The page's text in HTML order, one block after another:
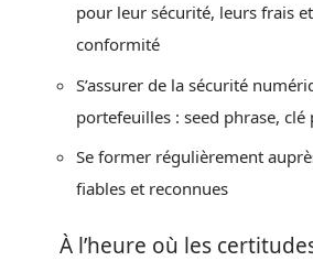
pour leur sécurité, leurs frais
conformité
S’assurer de la sécurité
portefeuilles : seed phrase, clé
Se former régulièrement
fiables et reconnues
À l’heure où les